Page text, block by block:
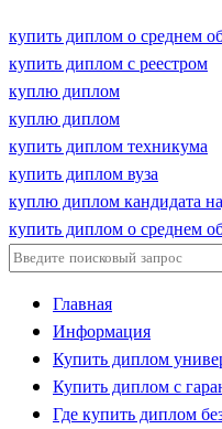
купить диплом о среднем
купить диплом с реестром
куплю диплом
куплю диплом
купить диплом техникума
купить диплом вуза
куплю диплом кандидата
купить диплом о среднем
Главная
Информация
Купить диплом
Купить диплом с
Где купить диплом